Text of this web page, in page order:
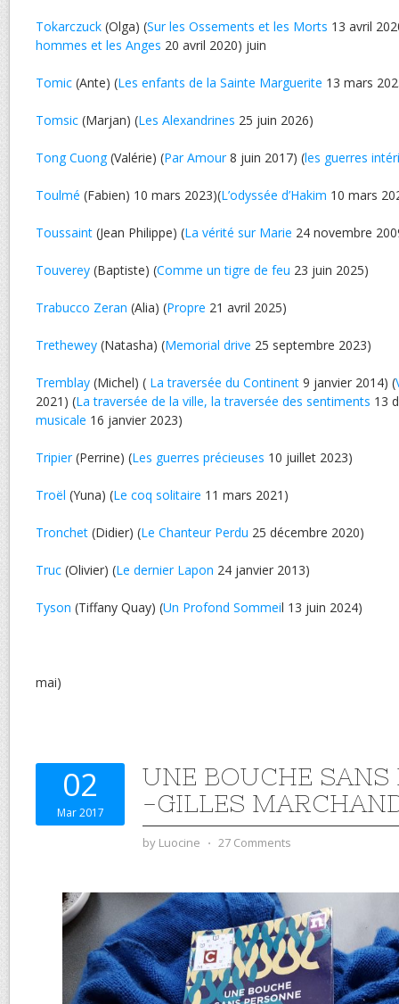
Tokarczuck (Olga) (Sur les Ossements et les Morts 13 avril
hommes et les Anges 20 avril 2020) juin
Tomic (Ante) (Les enfants de la Sainte Marguerite 13 mars
Tomsic (Marjan) (Les Alexandrines 25 juin 2026)
Tong Cuong(Valérie) (Par Amour8 juin 2017) (les guerres
Toulmé (Fabien) 10 mars 2023)(L’odyssée d’Hakim 10 mars
Toussaint (Jean Philippe) (La vérité sur Marie 24 novembre
Touverey (Baptiste) (Comme un tigre de feu 23 juin 2025)
Trabucco Zeran (Alia) (Propre 21 avril 2025)
Trethewey (Natasha) (Memorial drive 25 septembre 2023)
Tremblay (Michel) ( La traversée du Continent 9 janvier 2014) (
2021) (La traversée de la ville, la traversée des sentiments 13
musicale 16 janvier 2023)
Tripier(Perrine) (Les guerres précieuses 10 juillet 2023)
Troël (Yuna) (Le coq solitaire 11 mars 2021)
Tronchet (Didier) (Le Chanteur Perdu 25 décembre 2020)
Truc (Olivier) (Le dernier Lapon 24 janvier 2013)
Tyson (Tiffany Quay) (Un Profond Sommeil 13 juin 2024)
mai)
02
Mar 2017
UNE BOUCHE SANS
-GILLES
by Luocine ⋅ 27 Comments